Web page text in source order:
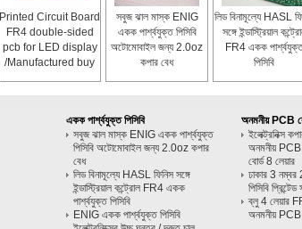
Printed Circuit Board
FR4 double-sided
pcb for LED display
/Manufactured buy
সবুজ ঝাল মাস্ক ENIG
একক পার্শ্বযুক্ত পিসিবি
অটোমোবাইল জন্য 2.0oz
কপার বেধ
লিড বিনামূল্যে HASL
সঙ্গে ইন্ডাস্ট্রিয়াল
FR4 একক
পিসিবি
একক পার্শ্বযুক্ত পিসিবি
সবুজ ঝাল মাস্ক ENIG একক পার্শ্বযুক্ত
পিসিবি অটোমোবাইল জন্য 2.0oz কপার
বেধ
লিড বিনামূল্যে HASL ফিনিস সঙ্গে
ইন্ডাস্ট্রিয়াল কন্ট্রোল FR4 একক
পার্শ্বযুক্ত পিসিবি
ENIG একক পার্শ্বযুক্ত পিসিবি
অনমনীয় PCB
ইলেক্ট্রনিক্স
অনমনীয় PCB
বোর্ড 8 লেয়ার
ঢাকার 3 নম্বর
পিসিবি
ব্লু 4 লেয়ার
অনমনীয় PCB